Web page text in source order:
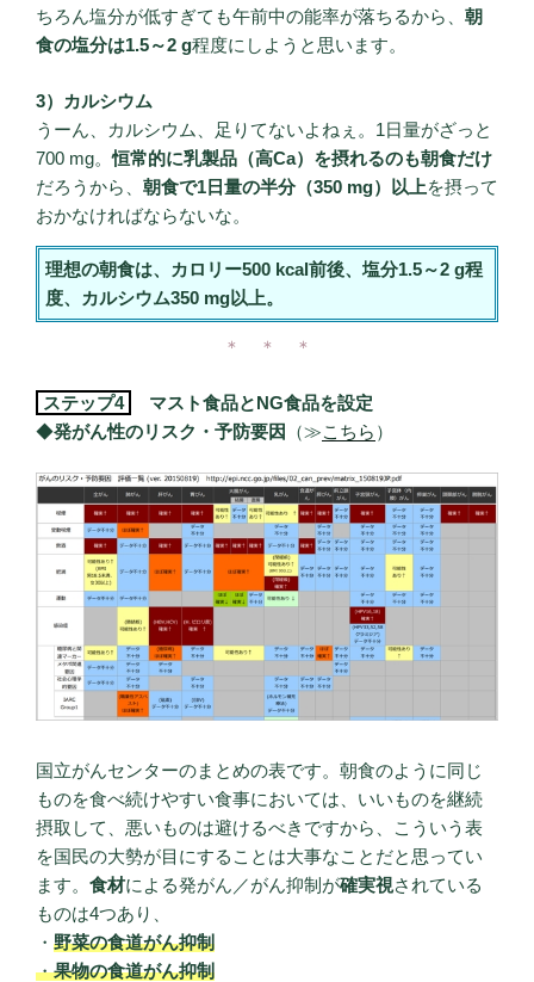
ちろん塩分が低すぎても午前中の能率が落ちるから、 朝
食の塩分は1.5～2 g程度にしようと思います。
3）カルシウム
うーん、カルシウム、足りてないよねぇ。1日量がざっと
700 mg。恒常的に乳製品（高Ca）を摂れるのも朝食だけ
だろうから、 朝食で1日量の半分（350 mg）以上を摂って
おかなければならないな。
理想の朝食は、カロリー500 kcal前後、塩分1.5～2 g程
度、カルシウム350 mg以上。
＊ ＊ ＊
ステップ4
マスト食品とNG食品を設定
◆発がん性のリスク・予防要因 （≫こちら ）
国立がんセンターのまとめの表です。朝食のように同じ
ものを食べ続けやすい食事においては、いいものを継続
摂取して、悪いものは避けるべきですから、こういう表
を国民の大勢が目にすることは大事なことだと思ってい
ます。 食材による発がん／がん抑制が確実視されている
ものは4つあり、
・ 野菜の食道がん抑制
・果物の食道がん抑制